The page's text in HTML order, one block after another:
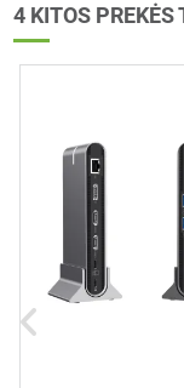
4 KITOS PREKĖS